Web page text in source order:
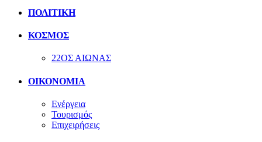
ΠΟΛΙΤΙΚΗ
ΚΟΣΜΟΣ
22ΟΣ ΑΙΩΝΑΣ
ΟΙΚΟΝΟΜΙΑ
Ενέργεια
Τουρισμός
Επιχειρήσεις